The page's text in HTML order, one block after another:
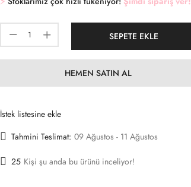
SEPETE EKLE
HEMEN SATIN AL
İstek listesine ekle
Tahmini Teslimat: 09 Ağustos - 11 Ağustos
25 Kişi şu anda bu ürünü inceliyor!